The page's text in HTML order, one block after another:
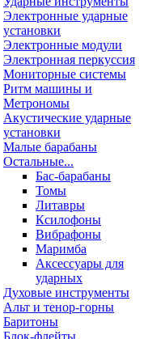
Электронные ударные
установки
Электронные модули
Электронная перкуссия
Мониторные системы
Ритм машины и
Метрономы
Акустические ударные
установки
Малые барабаны
Остальные...
Бас-барабаны
Томы
Литавры
Ксилофоны
Вибрафоны
Маримба
Аксессуары для
ударных
Духовые инструменты
Альт и тенор-горны
Баритоны
Блок-флейты